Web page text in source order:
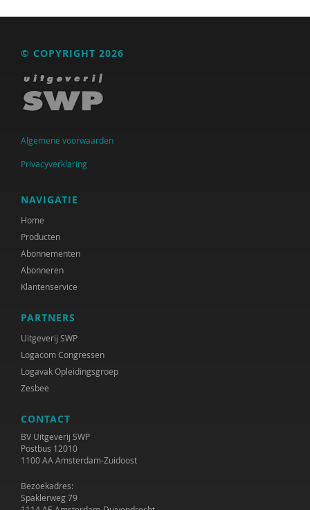
Anja van der Aa
Manja Abrahams
Nesrien Abu Ghazaleh
Marga Akkerman
Catelijne Akkermans
Gerard Alderliefste
Erik Alink
Astrid Altena
Mariët an Rossum
Ria Andrews
Nynke Andringa
© COPYRIGHT 2026
Algemene voorwaarden
Privacyverklaring
NAVIGATIE
Home
Producten
Abonnementen
Abonneren
Klantenservice
PARTNERS
Uitgeverij SWP
Logacom Congressen
Logavak Opleidingsgroep
Zesbee
CONTACT
BV Uitgeverij SWP
Postbus 12010
1100 AA Amsterdam-Zuidoost
Bezoekadres:
Spaklerweg 79